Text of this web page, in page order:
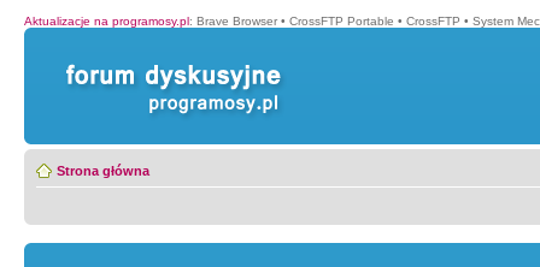
Aktualizacje na programosy.pl: Brave Browser • CrossFTP Portable • CrossFTP • System
Strona główna